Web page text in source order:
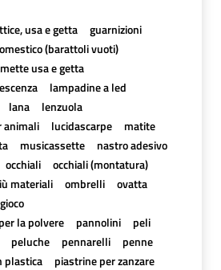
usa e getta
guarnizioni
(barattoli vuoti)
usa e getta
lampadine a led
lana
lenzuola
animali
lucidascarpe
matite
musicassette
nastro adesivo
occhiali
occhiali (montatura)
materiali
ombrelli
ovatta
la polvere
pannolini
peli
peluche pennarelli
penne
plastica
piastrine per zanzare